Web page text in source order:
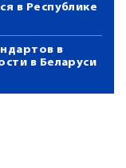
в Республике
в
в Беларуси